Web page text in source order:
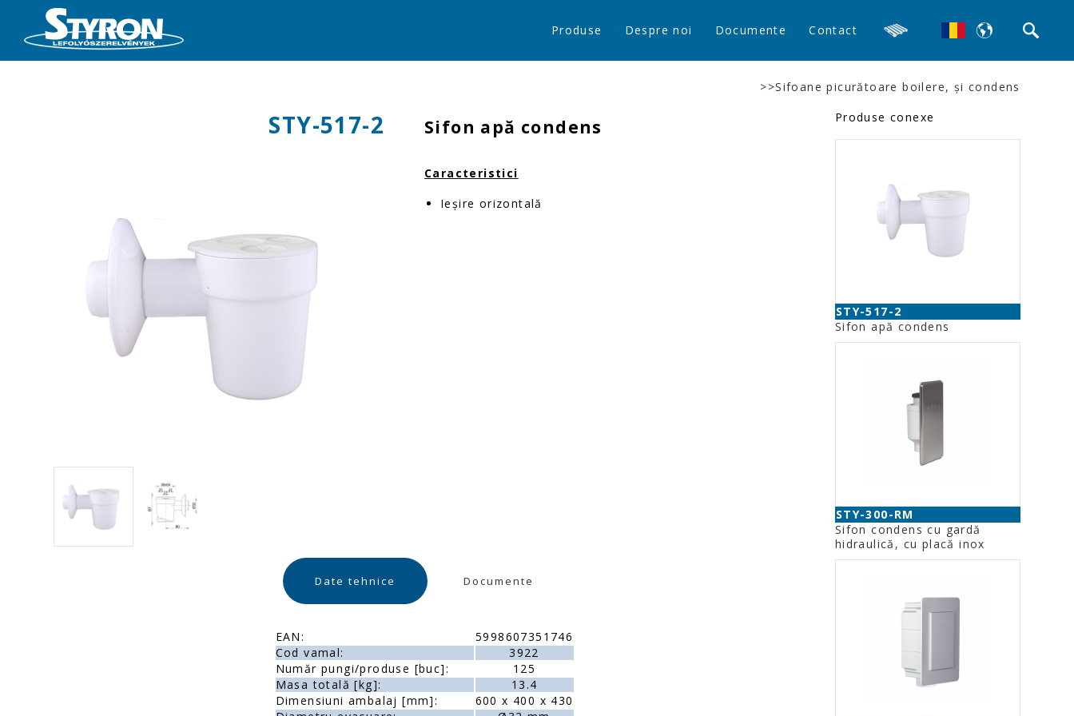
Produse Despre noi Documente Contact
>>Sifoane picurătoare boilere, şi condens
STY-517-2 Sifon apă condens
Caracteristici
Ieșire orizontală
Date tehnice Documente
EAN:
5998607351746
Cod vamal:
3922
Număr pungi/produse [buc]:
125
Masa totală [kg]:
13.4
Dimensiuni ambalaj [mm]:
600 x 400 x 430
Produse conexe
STY-517-2
Sifon apă condens
STY-300-RM
Sifon condens cu gardă
hidraulică, cu placă inox